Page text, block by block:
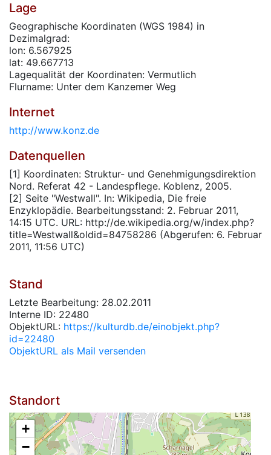
Lage
Geographische Koordinaten (WGS 1984) in
Dezimalgrad:
lon: 6.567925
lat: 49.667713
Lagequalität der Koordinaten: Vermutlich
Flurname: Unter dem Kanzemer Weg
Internet
http://www.konz.de
Datenquellen
[1] Koordinaten: Struktur- und Genehmigungsdirektion
Nord. Referat 42 - Landespflege. Koblenz, 2005.
[2] Seite "Westwall". In: Wikipedia, Die freie
Enzyklopädie. Bearbeitungsstand: 2. Februar 2011,
14:15 UTC. URL: http://de.wikipedia.org/w/index.php?
title=Westwall&oldid=84758286 (Abgerufen: 6. Februar
2011, 11:56 UTC)
Stand
Letzte Bearbeitung: 28.02.2011
Interne ID: 22480
ObjektURL: https://kulturdb.de/einobjekt.php?
id=22480
ObjektURL als Mail versenden
Standort
+
−